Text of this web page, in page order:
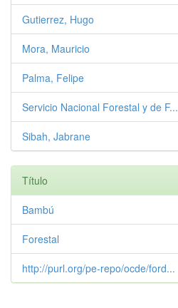
Gutierrez, Hugo
Mora, Mauricio
Palma, Felipe
Servicio Nacional Forestal y de F...
Sibah, Jabrane
Título
Bambú
Forestal
http://purl.org/pe-repo/ocde/ford...